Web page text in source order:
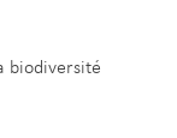
biodiversité